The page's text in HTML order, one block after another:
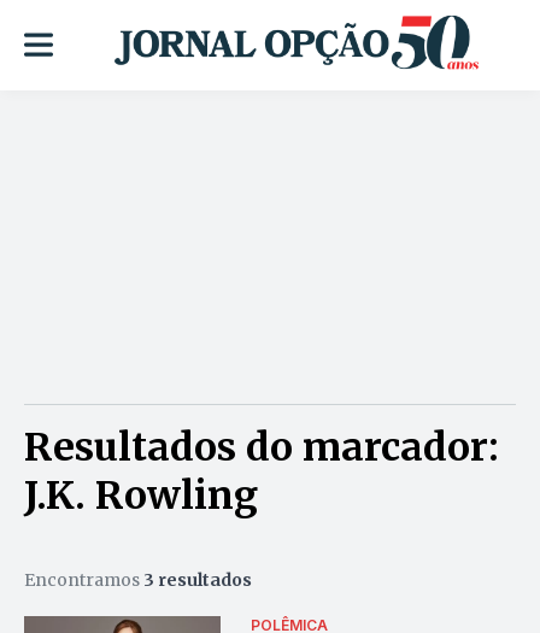
Resultados do marcador:
J.K. Rowling
Encontramos 3 resultados
POLÊMICA